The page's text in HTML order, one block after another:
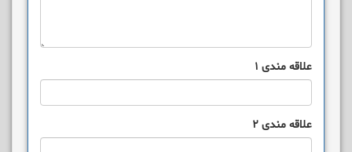
علاقه مندی 1
علاقه مندی 2